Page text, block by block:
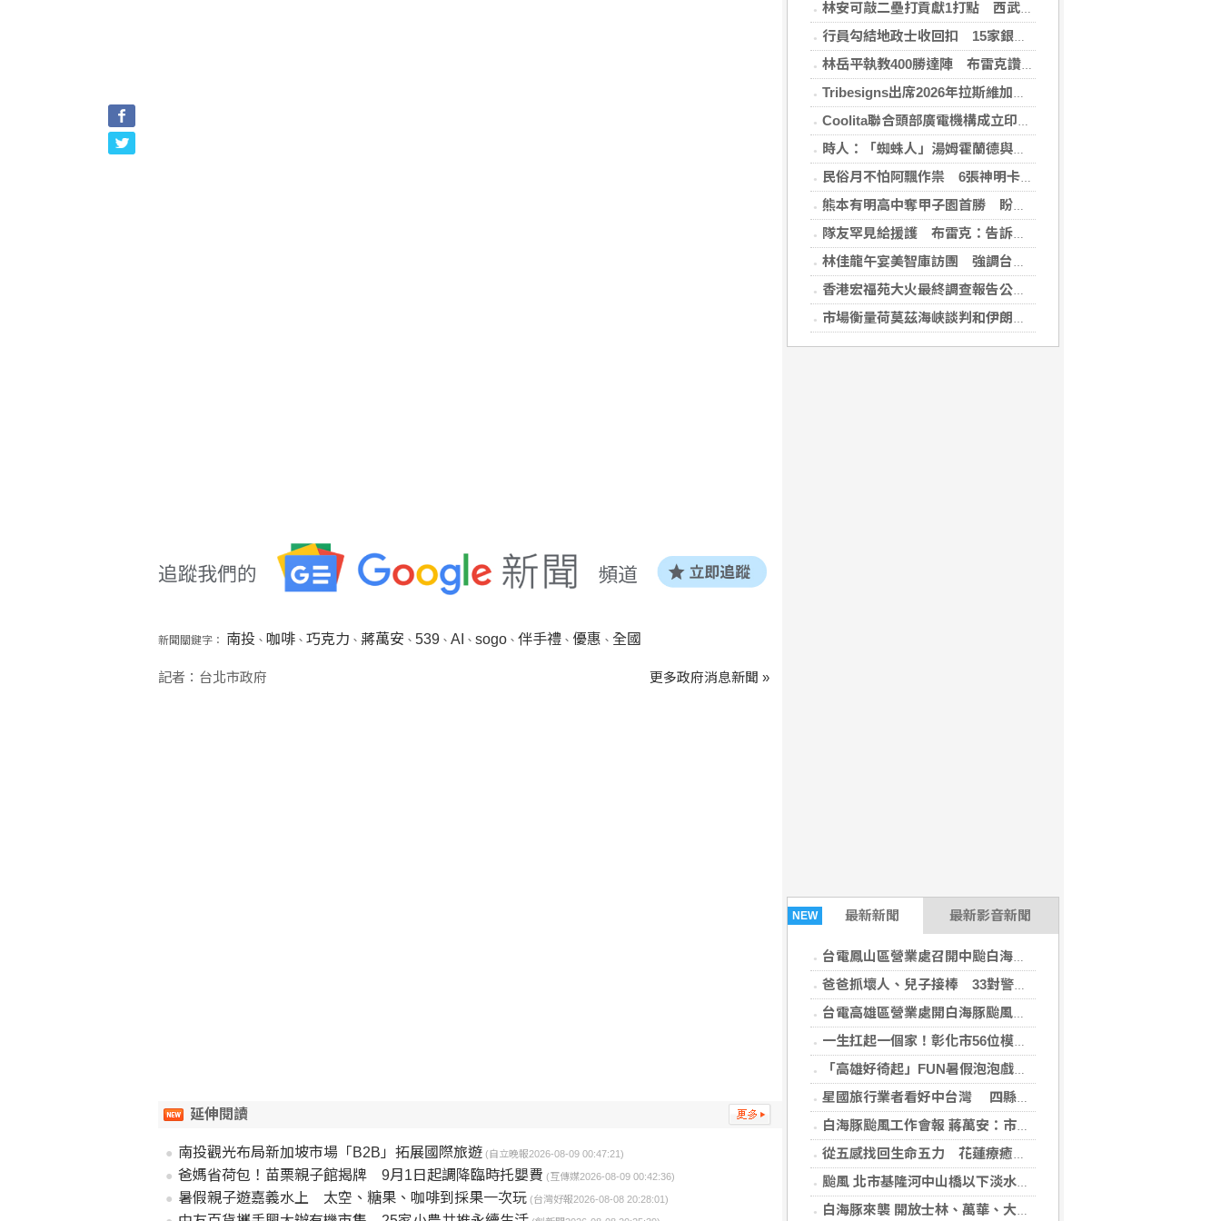
林安可敲二壘打貢獻1打點 西武仍不敵軟銀火力
行員勾結地政士收回扣 15家銀行60多人涉案
林岳平執教400勝達陣 布雷克讚獲球員愛戴
Tribesigns出席2026年拉斯維加斯家具展，擴大與美國領先家居零售商的合作
Coolita聯合頭部廣電機構成立印尼首個FAST媒體聯盟
時人：「蜘蛛人」湯姆霍蘭德與辛蒂亞已辦派對慶祝結婚
民俗月不怕阿飄作祟 6張神明卡護佑平安
熊本有明高中奪甲子園首勝 盼為震災故鄉送希望
隊友罕見給援護 布雷克：告訴自己不要搞砸
林佳龍午宴美智庫訪團 強調台灣是不可或缺夥伴
香港宏福苑大火最終調查報告公布 菸頭引燃施工雜物
市場衡量荷莫茲海峽談判和伊朗局勢 油價走高
NEW 最新新聞 最新影音新聞
台電鳳山區營業處召開中颱白海豚整備會議
爸爸抓壞人、兒子接棒 33對警界父子暖心同框
台電高雄區營業處開白海豚颱風災害整備會議
一生扛起一個家！彰化市56位模範父親獲表揚
「高雄好徛起」FUN暑假泡泡戲水樂園開張囉
星國旅行業者看好中台灣 四縣市攜手拓展國際旅遊商機
白海豚颱風工作會報 蔣萬安：市府團隊嚴陣以待
從五感找回生命五力 花蓮療癒之境重新定義旅行
颱風 北市基隆河中山橋以下淡水河沿線只出不進
白海豚來襲 開放士林、萬華、大同區部分疏散門周邊紅黃線停車
新聞關鍵字： 南投 、 咖啡、 巧克力 、 蔣萬安 、 539、 AI 、 sogo、 伴手禮、 優惠 、 全國
記者：台北市政府 更多政府消息新聞 »
延伸閱讀
南投觀光布局新加坡市場「B2B」拓展國際旅遊 (自立晚報2026-08-09 00:47:21)
爸媽省荷包！苗栗親子館揭牌 9月1日起調降臨時托嬰費 (互傳媒2026-08-09 00:42:36)
暑假親子遊嘉義水上 太空、糖果、咖啡到採果一次玩 (台灣好報2026-08-08 20:28:01)